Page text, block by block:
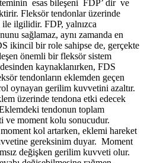
esas bileşeni FDP’ dir ve
Fleksör tendonlar üzerinde
ilgilidir. FDP, yalnızca
sağlamaz, aynı zamanda en
ikincil bir role sahipse de, gerçekte
önemli bir fleksör sistem
kaynaklanırken, FDS
tendonların eklemden geçen
oynayan gerilim kuvvetini azaltır.
üzerinde tendona etki edecek
tendonun toplam
ve moment kolu sonucudur.
kol artarken, eklemi hareket
gereksinim duyar. Moment
değişken gerilim kuvveti olur.